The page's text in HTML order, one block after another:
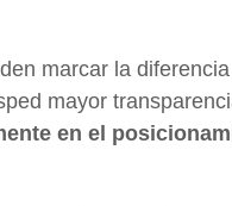
marcar la
mayor
en el